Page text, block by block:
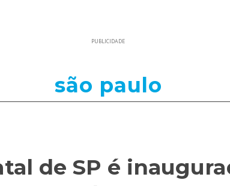
PUBLICIDADE
são paulo
de SP é